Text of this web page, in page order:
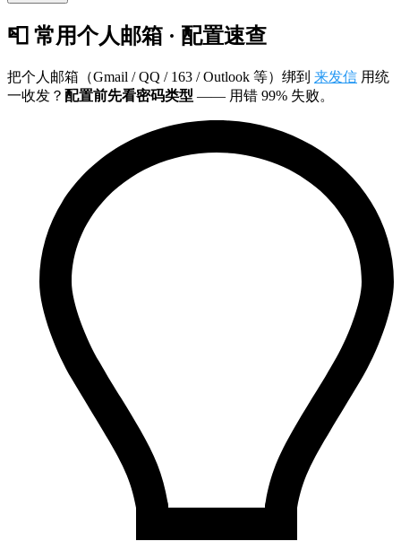
📮 常用个人邮箱 · 配置速查
把个人邮箱（Gmail / QQ / 163 / Outlook 等）绑到 来发信 用统
一收发？ 配置前先看密码类型 —— 用错 99% 失败。